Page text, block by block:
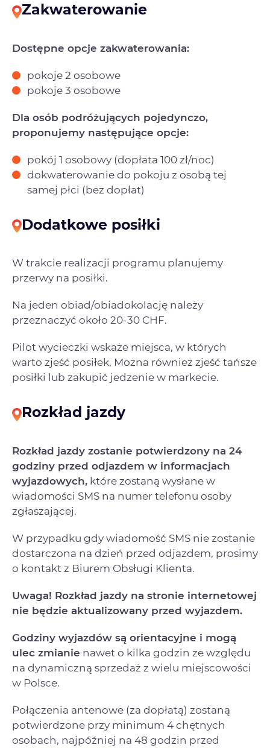
Zakwaterowanie
Dostępne opcje zakwaterowania:
pokoje 2 osobowe
pokoje 3 osobowe
Dla osób podróżujących pojedynczo,
proponujemy następujące opcje:
pokój 1 osobowy (dopłata 100 zł/noc)
dokwaterowanie do pokoju z osobą tej
samej płci (bez dopłat)
Dodatkowe posiłki
W trakcie realizacji programu planujemy
przerwy na posiłki.
Na jeden obiad/obiadokolację należy
przeznaczyć około 20-30 CHF.
Pilot wycieczki wskaże miejsca, w których
warto zjeść posiłek, Można również zjeść tańsze
posiłki lub zakupić jedzenie w markecie.
Rozkład jazdy
Rozkład jazdy zostanie potwierdzony na 24
godziny przed odjazdem w informacjach
wyjazdowych, które zostaną wysłane w
wiadomości SMS na numer telefonu osoby
zgłaszającej.
W przypadku gdy wiadomość SMS nie zostanie
dostarczona na dzień przed odjazdem, prosimy
o kontakt z Biurem Obsługi Klienta.
Uwaga! Rozkład jazdy na stronie internetowej
nie będzie aktualizowany przed wyjazdem.
Godziny wyjazdów są orientacyjne i mogą
ulec zmianie nawet o kilka godzin ze względu
na dynamiczną sprzedaż z wielu miejscowości
w Polsce.
Połączenia antenowe (za dopłatą) zostaną
potwierdzone przy minimum 4 chętnych
osobach, najpóźniej na 48 godzin przed